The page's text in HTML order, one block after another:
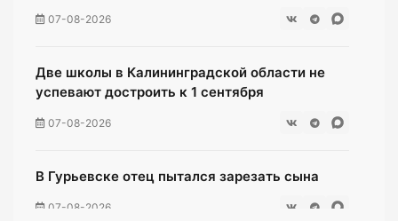
07-08-2026
Две школы в Калининградской области не
успевают достроить к 1 сентября
07-08-2026
В Гурьевске отец пытался зарезать сына
07-08-2026